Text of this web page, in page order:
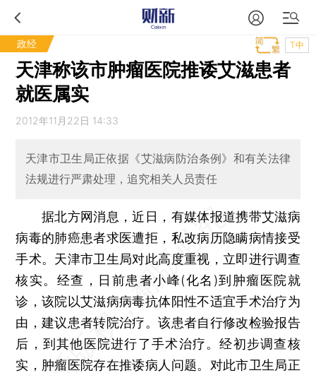
政经 T中
天津称该市肿瘤医院推诿艾滋患者
就医属实
2012年11月22日 14:33
天津市卫生局正依据《艾滋病防治条例》和有关法律
法规进行严肃处理，追究相关人员责任
据北方网消息，近日，有媒体报道携带艾滋病
病毒的肺癌患者求医遭拒，私改病历隐瞒病情接受
手术。天津市卫生局对此高度重视，立即进行调查
核实。经查，日前患者小峰(化名)到肿瘤医院就
诊，该院以艾滋病病毒抗体阳性不适宜手术治疗为
由，建议患者转院治疗。该患者自行修改检验报告
后，到其他医院进行了手术治疗。经初步调查核
实，肿瘤医院存在推诿病人问题。对此市卫生局正